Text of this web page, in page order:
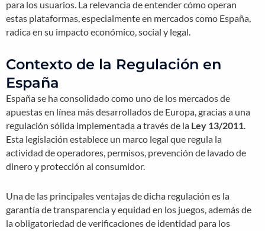
para los usuarios. La relevancia de entender cómo operan
estas plataformas, especialmente en mercados como España,
radica en su impacto económico, social y legal.
Contexto de la Regulación en
España
España se ha consolidado como uno de los mercados de
apuestas en línea más desarrollados de Europa, gracias a una
regulación sólida implementada a través de la Ley 13/2011.
Esta legislación establece un marco legal que regula la
actividad de operadores, permisos, prevención de lavado de
dinero y protección al consumidor.
Una de las principales ventajas de dicha regulación es la
garantía de transparencia y equidad en los juegos, además de
la obligatoriedad de verificaciones de identidad para los